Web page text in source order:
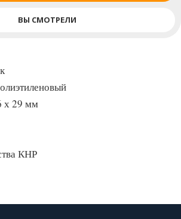
ВЫ СМОТРЕЛИ
х 29 мм
КНР